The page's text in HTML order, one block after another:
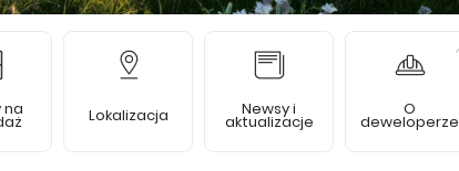
Lokalizacja Newsy i
aktualizacje
O
deweloperze